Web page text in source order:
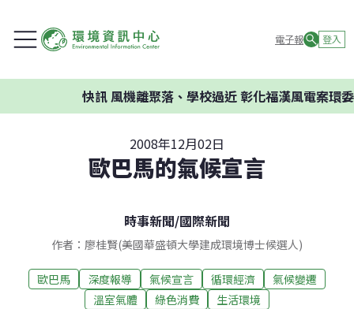
電子報 登入
快訊風機離聚落、學校過近 彰化福漢風電案環委建
2008年12月02日
歐巴馬的氣候宣言
時事新聞/國際新聞
作者：廖桂賢(美國華盛頓大學建成環境博士候選人)
歐巴馬 深度報導 氣候宣言 循環經濟
氣候變遷
溫室氣體
綠色消費 生活環境